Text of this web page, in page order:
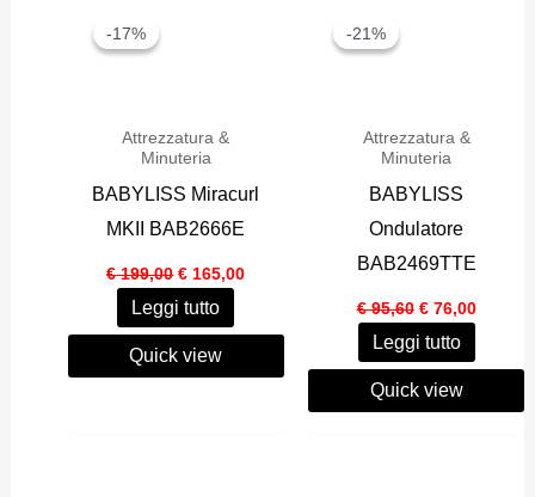
-17%
-17%
Attrezzatura &
Minuteria
BABYLISS Miracurl
MKII BAB2666E
€199,00 Il
prezzo
originale
era:
€ 199,00.
€ 165,00
Leggi tutto
Quick view
-21%
-21%
Attrezzatura &
Minuteria
BABYLISS
Ondulatore
BAB2469TTE
€95,60 Il
prezzo
originale
era:
€ 95,60.
€76,00Il
prezzo
è:
Leggi tutto
Quick view